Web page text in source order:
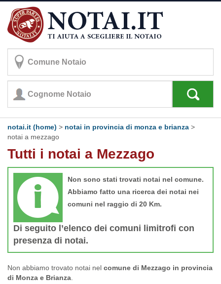
notai.it (home) > notai in provincia di monza e brianza >
notai a mezzago
Tutti i notai a Mezzago
Non sono stati trovati notai nel comune.
Abbiamo fatto una ricerca dei notai nei
comuni nel raggio di 20 Km.
Di seguito l’elenco dei comuni limitrofi con
presenza di notai.
Non abbiamo trovato notai nel comune di Mezzago in provincia
di Monza e Brianza